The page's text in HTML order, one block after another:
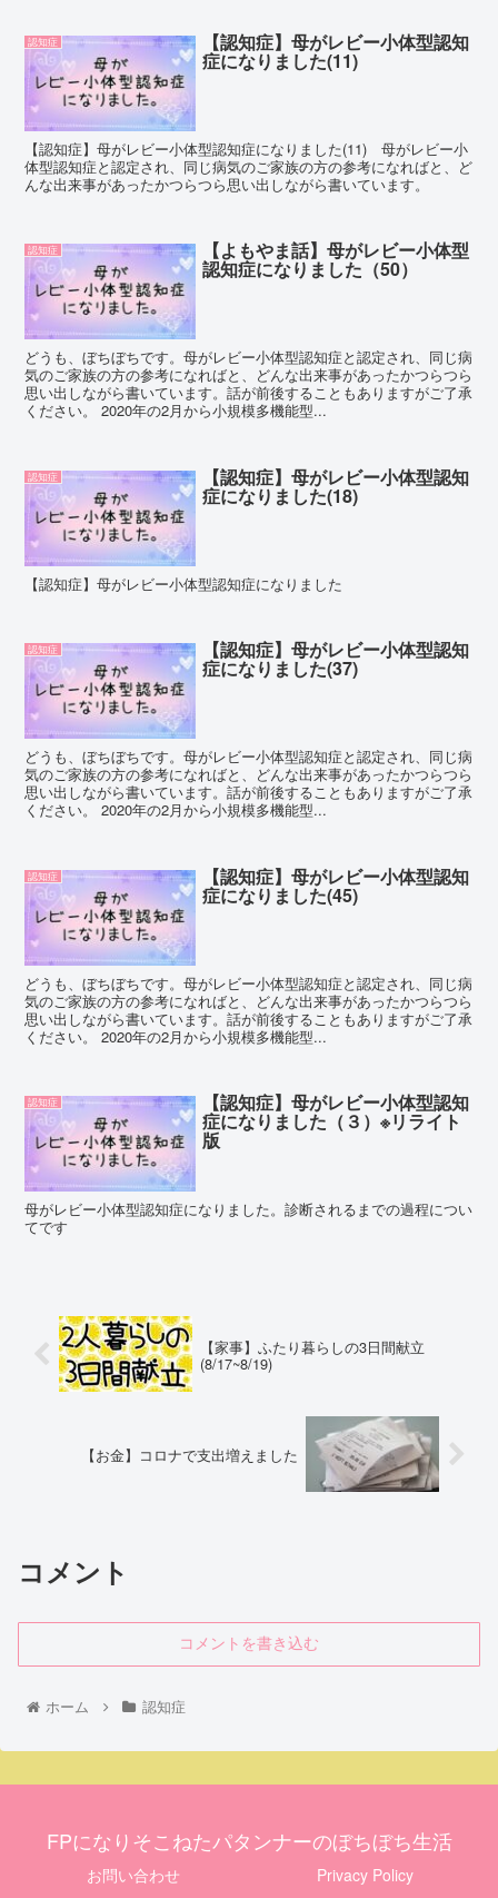
認知症 【認知症】母がレビー小体型認知
症になりました(11)
【認知症】母がレビー小体型認知症になりました(11) 母がレビー小
体型認知症と認定され、同じ病気のご家族の方の参考になればと、ど
んな出来事があったかつらつら思い出しながら書いています。
認知症 【よもやま話】母がレビー小体型
認知症になりました（50）
どうも、ぼちぼちです。母がレビー小体型認知症と認定され、同じ病
気のご家族の方の参考になればと、どんな出来事があったかつらつら
思い出しながら書いています。話が前後することもありますがご了承
ください。 2020年の2月から小規模多機能型...
認知症 【認知症】母がレビー小体型認知
症になりました(18)
【認知症】母がレビー小体型認知症になりました
認知症 【認知症】母がレビー小体型認知
症になりました(37)
どうも、ぼちぼちです。母がレビー小体型認知症と認定され、同じ病
気のご家族の方の参考になればと、どんな出来事があったかつらつら
思い出しながら書いています。話が前後することもありますがご了承
ください。 2020年の2月から小規模多機能型...
認知症 【認知症】母がレビー小体型認知
症になりました(45)
どうも、ぼちぼちです。母がレビー小体型認知症と認定され、同じ病
気のご家族の方の参考になればと、どんな出来事があったかつらつら
思い出しながら書いています。話が前後することもありますがご了承
ください。 2020年の2月から小規模多機能型...
認知症 【認知症】母がレビー小体型認知
症になりました（３）※リライト
版
母がレビー小体型認知症になりました。診断されるまでの過程につい
てです
【家事】ふたり暮らしの3日間献立
(8/17~8/19)
【お金】コロナで支出増えました
コメント
コメントを書き込む
ホーム 認知症
FPになりそこねたパタンナーのぼちぼち生活
お問い合わせ Privacy Policy